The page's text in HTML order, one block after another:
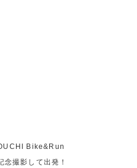
Bike&Run
撮影して出発！